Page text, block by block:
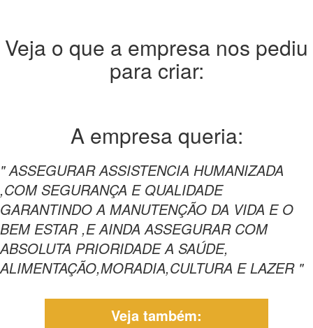
Veja o que a empresa nos pediu
para criar:
A empresa queria:
" ASSEGURAR ASSISTENCIA HUMANIZADA
,COM SEGURANÇA E QUALIDADE
GARANTINDO A MANUTENÇÃO DA VIDA E O
BEM ESTAR ,E AINDA ASSEGURAR COM
ABSOLUTA PRIORIDADE A SAÚDE,
ALIMENTAÇÃO,MORADIA,CULTURA E LAZER "
Veja também: